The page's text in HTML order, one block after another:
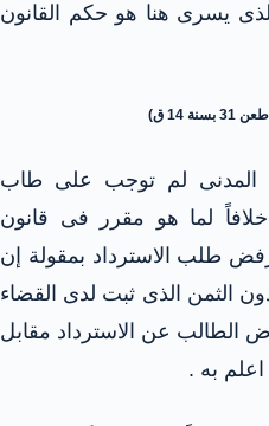
يسرى هنا هو حكم القانون
من القانون المدنى لم توجب على طاب
لما هو مقرر فى قانون
رفض طلب الاسترداد بمقولة إن
الثمن الذى ثبت لدى القضاء
الطالب عن الاسترداد مقابل
به .